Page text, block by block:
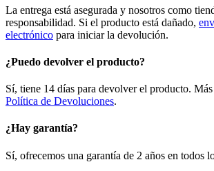
La entrega está asegurada y nosotros como
responsabilidad. Si el producto está dañado,
electrónico para iniciar la devolución.
¿Puedo devolver el producto?
Sí, tiene 14 días para devolver el producto. Más
Política de Devoluciones.
¿Hay garantía?
Sí, ofrecemos una garantía de 2 años en todos